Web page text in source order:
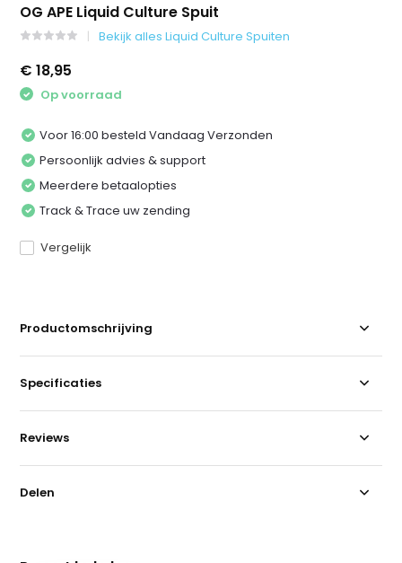
OG APE Liquid Culture Spuit
Bekijk alles Liquid Culture Spuiten
€ 18,95
Op voorraad
Voor 16:00 besteld Vandaag Verzonden
Persoonlijk advies & support
Meerdere betaalopties
Track & Trace uw zending
Vergelijk
Productomschrijving
Specificaties
Reviews
Delen